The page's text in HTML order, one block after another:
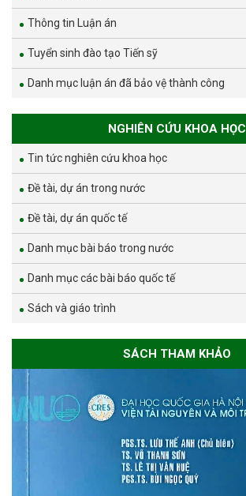
Thông tin Luận án
Tuyển sinh đào tạo Tiến sỹ
Danh mục luận án đã bảo vệ thành công
NGHIÊN CỨU KHOA HỌC
Tin tức nghiên cứu khoa học
Đề tài, dự án trong nước
Đề tài, dự án quốc tế
Danh mục bài báo trong nước
Danh mục các bài báo quốc tế
Sách và giáo trình
SÁCH THAM KHẢO